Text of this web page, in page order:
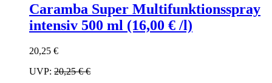
Caramba Super Multifunktionsspray
intensiv 500 ml (16,00 € /l)
20,25 €
UVP: 20,25 €€